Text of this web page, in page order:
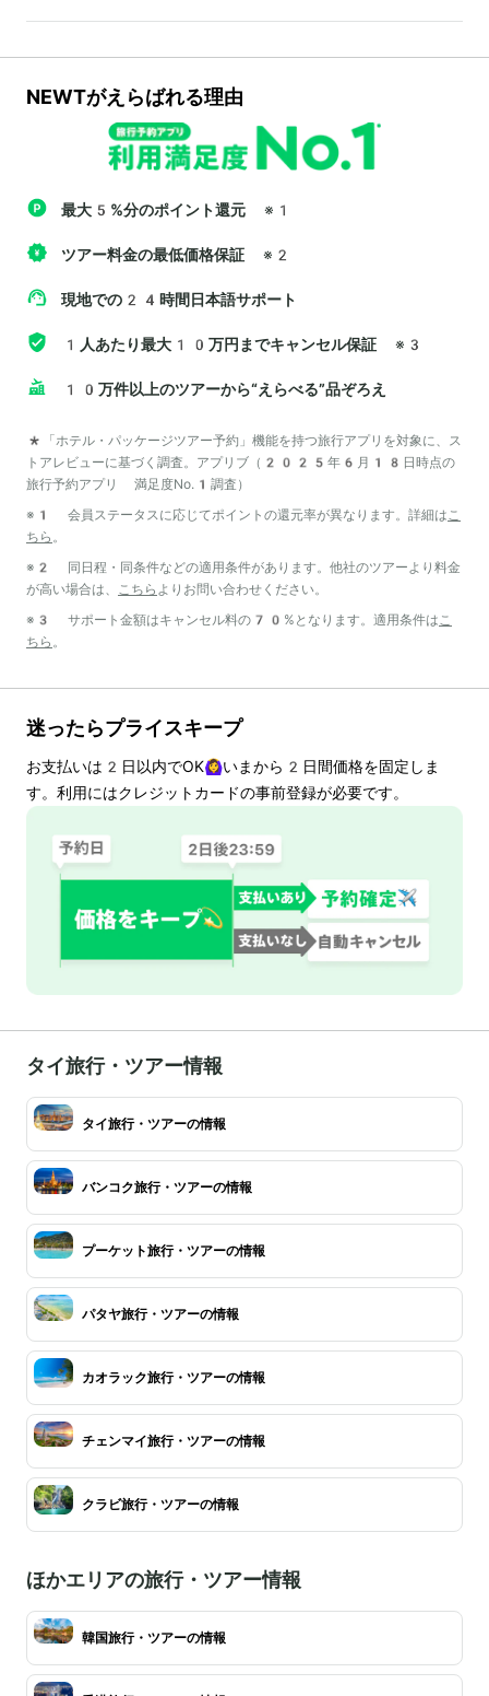
NEWTがえらばれる理由
最大5%分のポイント還元 ※1
ツアー料金の最低価格保証 ※2
現地での24時間日本語サポート
1人あたり最大10万円までキャンセル保証 ※3
10万件以上のツアーから“えらべる”品ぞろえ
*「ホテル・パッケージツアー予約」機能を持つ旅行アプリを対象に、ス
トアレビューに基づく調査。アプリブ（2025年6月18日時点の
旅行予約アプリ 満足度No.1調査）
※1 会員ステータスに応じてポイントの還元率が異なります。詳細は こ
ちら 。
※2 同日程・同条件などの適用条件があります。他社のツアーより料金
が高い場合は、
こちら よりお問い合わせください。
※3 サポート金額はキャンセル料の70%となります。適用条件は こ
ちら 。
迷ったらプライスキープ
お支払いは 2 日以内でOK🙆‍♀️いまから 2 日間価格を固定しま
す。利用にはクレジットカードの事前登録が必要です。
タイ旅行・ツアー情報
タイ旅行・ツアーの情報
バンコク旅行・ツアーの情報
プーケット旅行・ツアーの情報
パタヤ旅行・ツアーの情報
カオラック旅行・ツアーの情報
チェンマイ旅行・ツアーの情報
クラビ旅行・ツアーの情報
ほかエリアの旅行・ツアー情報
韓国旅行・ツアーの情報